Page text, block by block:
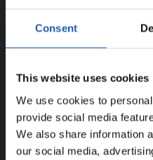
Consent
This website uses cookies
We use cookies to
provide social media
We also share information
our social media,
Ce contenu est réservé
S'inscrire en cliquant sur
contenu